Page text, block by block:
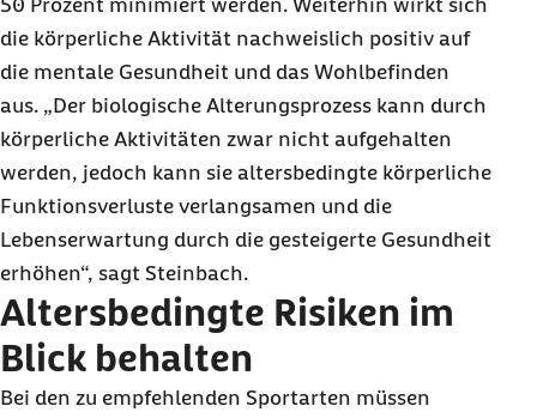
50 Prozent minimiert werden. Weiterhin wirkt sich
die körperliche Aktivität nachweislich positiv auf
die mentale Gesundheit und das Wohlbefinden
aus. „Der biologische Alterungsprozess kann durch
körperliche Aktivitäten zwar nicht aufgehalten
werden, jedoch kann sie altersbedingte körperliche
Funktionsverluste verlangsamen und die
Lebenserwartung durch die gesteigerte Gesundheit
erhöhen“, sagt Steinbach.
Altersbedingte Risiken im
Blick behalten
Bei den zu empfehlenden Sportarten müssen